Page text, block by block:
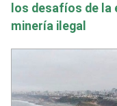
los desafíos de
minería ilegal